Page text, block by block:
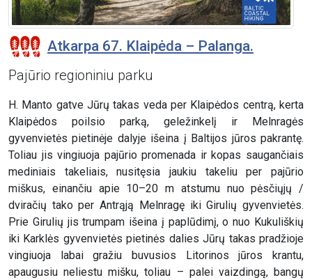
Atkarpa 67. Klaipėda – Palanga.
Pajūrio regioniniu parku
H. Manto gatve Jūrų takas veda per Klaipėdos centrą, kerta
Klaipėdos poilsio parką, geležinkelį ir Melnragės
gyvenvietės pietinėje dalyje išeina į Baltijos jūros pakrantę.
Toliau jis vingiuoja pajūrio promenada ir kopas saugančiais
mediniais takeliais, nusitęsia jaukiu takeliu per pajūrio
miškus, einančiu apie 10–20 m atstumu nuo pėsčiųjų /
dviračių tako per Antrąją Melnragę iki Girulių gyvenvietės.
Prie Girulių jis trumpam išeina į paplūdimį, o nuo Kukuliškių
iki Karklės gyvenvietės pietinės dalies Jūrų takas pradžioje
vingiuoja labai gražiu buvusios Litorinos jūros krantu,
apaugusiu neliestu mišku, toliau – palei vaizdingą, bangų